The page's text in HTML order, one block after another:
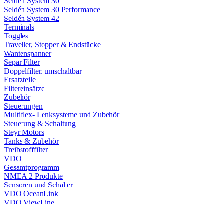
Seldén System 30 Performance
Seldén System 42
Terminals
Toggles
Traveller, Stopper & Endstücke
Wantenspanner
Separ Filter
Doppelfilter, umschaltbar
Ersatzteile
Filtereinsätze
Zubehör
Steuerungen
Multiflex- Lenksysteme und Zubehör
Steuerung & Schaltung
Steyr Motors
Tanks & Zubehör
Treibstofffilter
VDO
Gesamtprogramm
NMEA 2 Produkte
Sensoren und Schalter
VDO OceanLink
VDO ViewLine